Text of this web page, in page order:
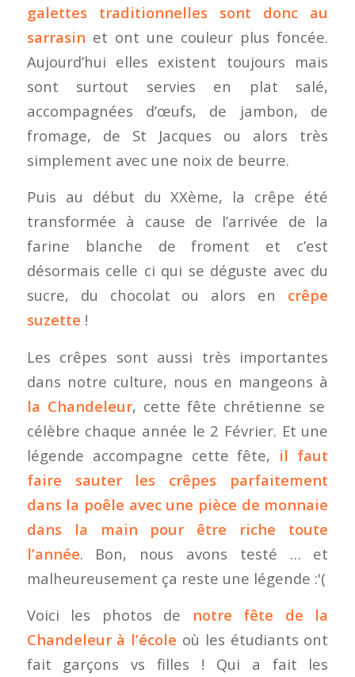
galettes traditionnelles sont donc au
sarrasin et ont une couleur plus foncée.
Aujourd’hui elles existent toujours mais
sont surtout servies en plat salé,
accompagnées d’œufs, de jambon, de
fromage, de St Jacques ou alors très
simplement avec une noix de beurre.
Puis au début du XXème, la crêpe été
transformée à cause de l’arrivée de la
farine blanche de froment et c’est
désormais celle ci qui se déguste avec du
sucre, du chocolat ou alors en crêpe
suzette !
Les crêpes sont aussi très importantes
dans notre culture, nous en mangeons à
la Chandeleur, cette fête chrétienne se
célèbre chaque année le 2 Février. Et une
légende accompagne cette fête, il faut
faire sauter les crêpes parfaitement
dans la poêle avec une pièce de monnaie
dans la main pour être riche toute
l’année. Bon, nous avons testé … et
malheureusement ça reste une légende :'(
Voici les photos de notre fête de la
Chandeleur à l’école où les étudiants ont
fait garçons vs filles ! Qui a fait les